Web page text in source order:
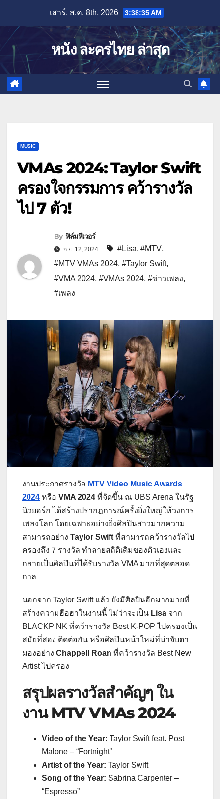
content
เสาร์. ส.ค. 8th, 2026 3:38:36 AM
หนัง ละครไทย ล่าสุด
MUSIC
VMAs 2024: Taylor Swift
ครองใจกรรมการ คว้ารางวัล
ไป 7 ตัว!
By ฟิล์มฟีเวอร์
ก.ย. 12, 2024 #Lisa, #MTV,
#MTV VMAs 2024, #Taylor Swift,
#VMA 2024, #VMAs 2024, #ข่าวเพลง,
#เพลง
งานประกาศรางวัล MTV Video Music Awards
2024 หรือ VMA 2024 ที่จัดขึ้น ณ UBS Arena ในรัฐ
นิวยอร์ก ได้สร้างปรากฏการณ์ครั้งยิ่งใหญ่ให้วงการ
เพลงโลก โดยเฉพาะอย่างยิ่งศิลปินสาวมากความ
สามารถอย่าง Taylor Swift ที่สามารถคว้ารางวัลไป
ครองถึง 7 รางวัล ทำลายสถิติเดิมของตัวเองและ
กลายเป็นศิลปินที่ได้รับรางวัล VMA มากที่สุดตลอด
กาล
นอกจาก Taylor Swift แล้ว ยังมีศิลปินอีกมากมายที่
สร้างความฮือฮาในงานนี้ ไม่ว่าจะเป็น Lisa จาก
BLACKPINK ที่คว้ารางวัล Best K-POP ไปครองเป็น
สมัยที่สอง ติดต่อกัน หรือศิลปินหน้าใหม่ที่น่าจับตา
มองอย่าง Chappell Roan ที่คว้ารางวัล Best New
Artist ไปครอง
สรุปผลรางวัลสำคัญๆใน
งานMTV VMAs 2024
Video of the Year: Taylor Swift feat. Post
Malone – “Fortnight”
Artist of the Year: Taylor Swift
Song of the Year: Sabrina Carpenter –
“Espresso”